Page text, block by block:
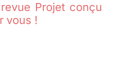
Projet conçu
vous !